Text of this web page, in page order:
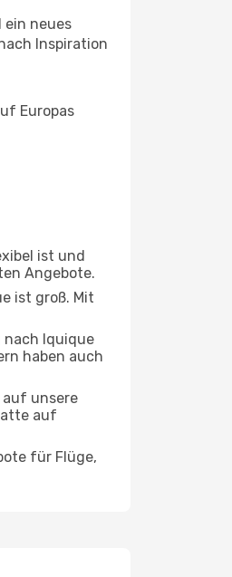
ein neues
Inspiration
Europas
ist und
Angebote.
ist groß. Mit
nach Iquique
haben auch
auf unsere
auf
für Flüge,